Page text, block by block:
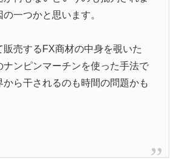
一つかと思います。
販売するFX商材の中身を覗いた
ナンピンマーチンを使った手法で
から干されるのも時間の問題かも